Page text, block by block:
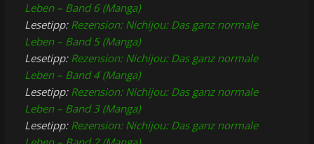
Leben – Band 6 (Manga)
Lesetipp: Rezension: Nichijou: Das ganz normale
Leben – Band 5 (Manga)
Lesetipp: Rezension: Nichijou: Das ganz normale
Leben – Band 4 (Manga)
Lesetipp: Rezension: Nichijou: Das ganz normale
Leben – Band 3 (Manga)
Lesetipp: Rezension: Nichijou: Das ganz normale